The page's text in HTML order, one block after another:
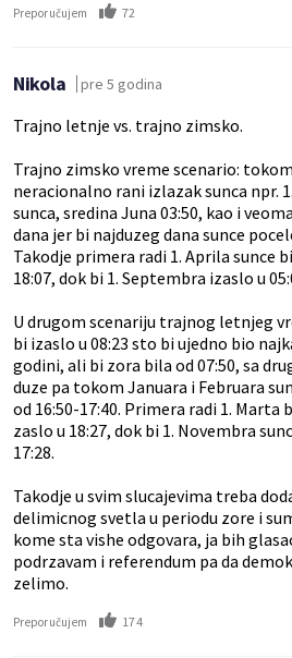
Preporučujem 72
Nikola pre 5 godina
Trajno letnje vs. trajno zimsko.
Trajno zimsko vreme scenario:
neracionalno rani izlazak sunca npr.
sunca, sredina Juna 03:50, kao i
dana jer bi najduzeg dana sunce
Takodje primera radi 1. Aprila sunce
18:07, dok bi 1. Septembra izaslo u
U drugom scenariju trajnog letnjeg
bi izaslo u 08:23 sto bi ujedno bio
godini, ali bi zora bila od 07:50, sa
duze pa tokom Januara i Februara
od 16:50-17:40. Primera radi 1. Marta
zaslo u 18:27, dok bi 1. Novembra
17:28.
Takodje u svim slucajevima treba
delimicnog svetla u periodu zore i
kome sta vishe odgovara, ja bih
podrzavam i referendum pa da
zelimo.
Preporučujem 174